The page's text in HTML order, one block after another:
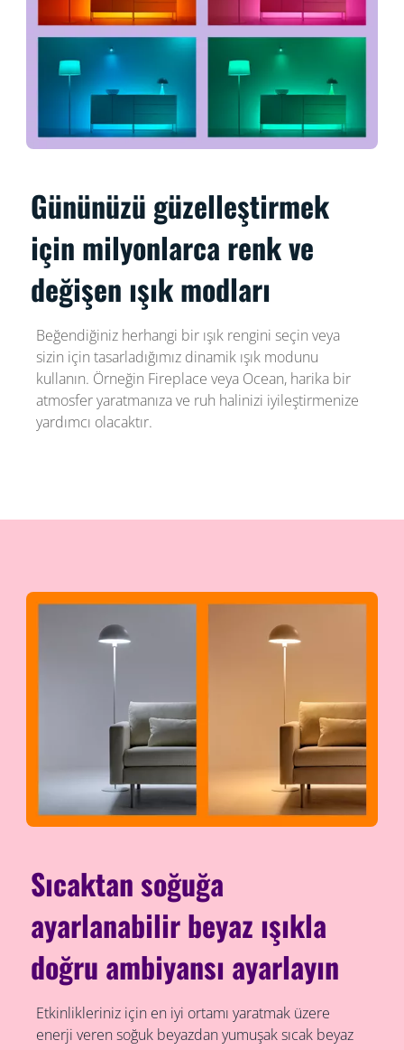
Gününüzü güzelleştirmek
için milyonlarca renk ve
değişen ışık modları
Beğendiğiniz herhangi bir ışık rengini seçin veya
sizin için tasarladığımız dinamik ışık modunu
kullanın. Örneğin Fireplace veya Ocean, harika bir
atmosfer yaratmanıza ve ruh halinizi iyileştirmenize
yardımcı olacaktır.
Sıcaktan soğuğa
ayarlanabilir beyaz ışıkla
doğru ambiyansı ayarlayın
Etkinlikleriniz için en iyi ortamı yaratmak üzere
enerji veren soğuk beyazdan yumuşak sıcak beyaz